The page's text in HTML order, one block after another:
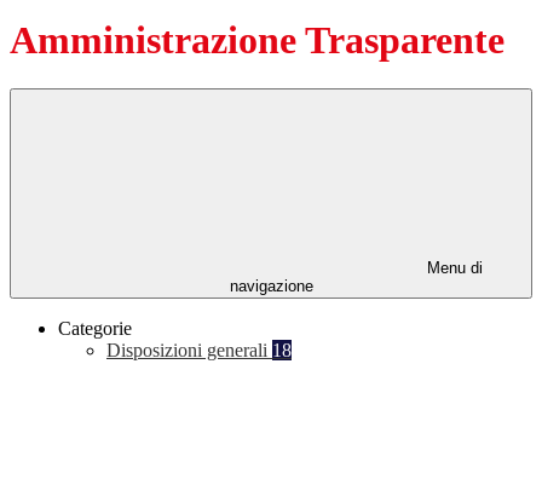
Amministrazione Trasparente
Menu di
navigazione
Categorie
Disposizioni generali 18